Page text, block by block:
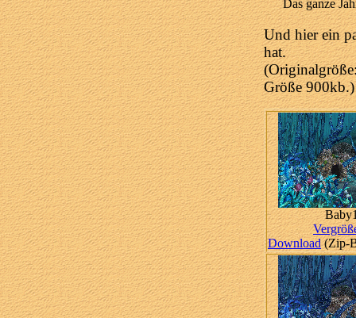
Das ganze
Und hier ein
hat.
Größe 900kb.)
Download(Zip-